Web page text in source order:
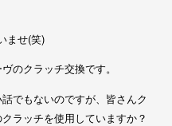
ませ(笑)
のクラッチ交換です。
でもないのですが、皆さんク
ラッチを使用していますか？